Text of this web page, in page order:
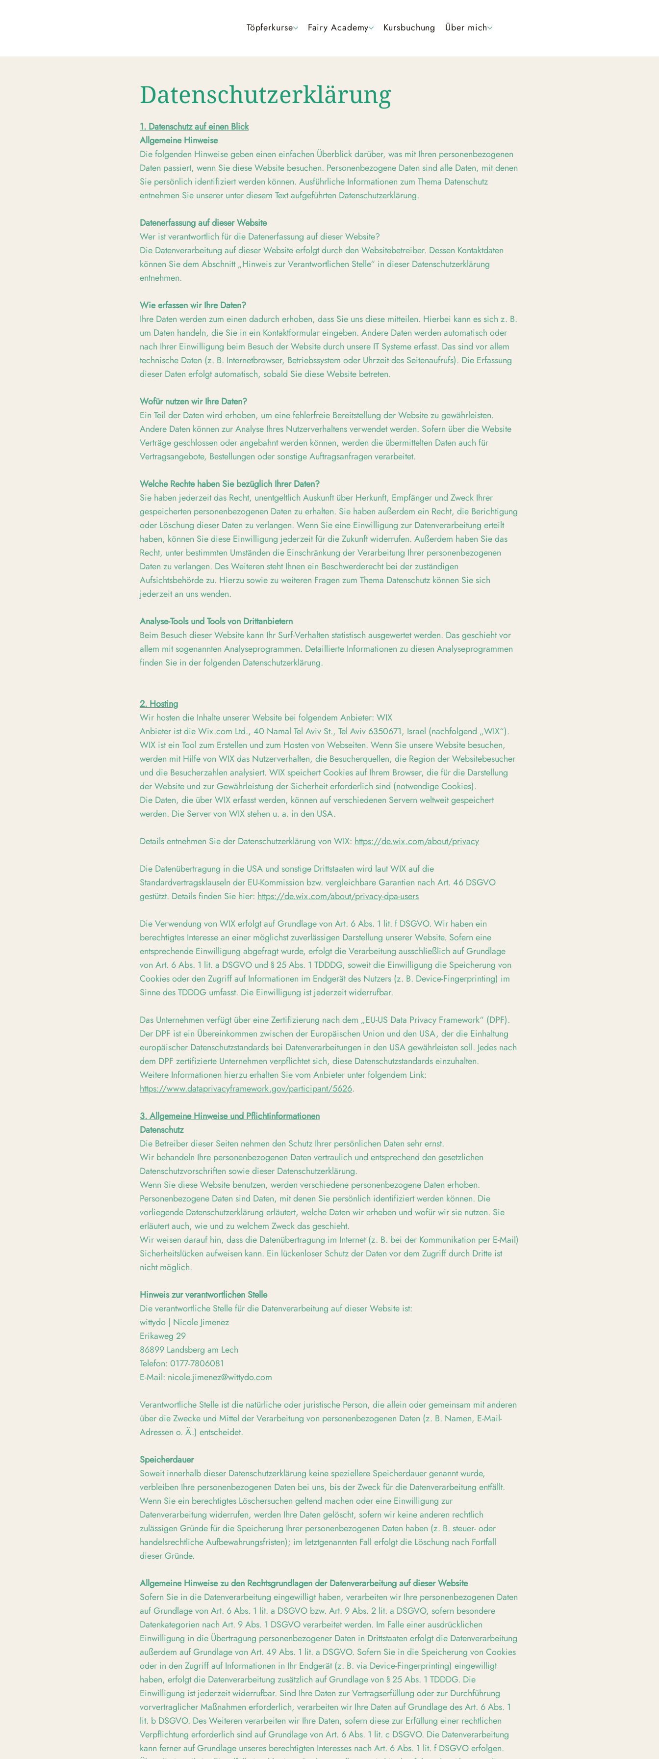
Töpferkurse Fairy Academy Kursbuchung Über mich
Datenschutzerklärung
1. Datenschutz auf einen Blick
Allgemeine Hinweise
Die folgenden Hinweise geben einen einfachen Überblick darüber, was mit Ihren personenbezogenen
Daten passiert, wenn Sie diese Website besuchen. Personenbezogene Daten sind alle Daten, mit denen
Sie persönlich identifiziert werden können. Ausführliche Informationen zum Thema Datenschutz
entnehmen Sie unserer unter diesem Text aufgeführten Datenschutzerklärung.
Datenerfassung auf dieser Website
Wer ist verantwortlich für die Datenerfassung auf dieser Website?
Die Datenverarbeitung auf dieser Website erfolgt durch den Websitebetreiber. Dessen Kontaktdaten
können Sie dem Abschnitt „Hinweis zur Verantwortlichen Stelle“ in dieser Datenschutzerklärung
entnehmen.
Wie erfassen wir Ihre Daten?
Ihre Daten werden zum einen dadurch erhoben, dass Sie uns diese mitteilen. Hierbei kann es sich z. B.
um Daten handeln, die Sie in ein Kontaktformular eingeben. Andere Daten werden automatisch oder
nach Ihrer Einwilligung beim Besuch der Website durch unsere IT Systeme erfasst. Das sind vor allem
technische Daten (z. B. Internetbrowser, Betriebssystem oder Uhrzeit des Seitenaufrufs). Die Erfassung
dieser Daten erfolgt automatisch, sobald Sie diese Website betreten.
Wofür nutzen wir Ihre Daten?
Ein Teil der Daten wird erhoben, um eine fehlerfreie Bereitstellung der Website zu gewährleisten.
Andere Daten können zur Analyse Ihres Nutzerverhaltens verwendet werden. Sofern über die Website
Verträge geschlossen oder angebahnt werden können, werden die übermittelten Daten auch für
Vertragsangebote, Bestellungen oder sonstige Auftragsanfragen verarbeitet.
Welche Rechte haben Sie bezüglich Ihrer Daten?
Sie haben jederzeit das Recht, unentgeltlich Auskunft über Herkunft, Empfänger und Zweck Ihrer
gespeicherten personenbezogenen Daten zu erhalten. Sie haben außerdem ein Recht, die Berichtigung
oder Löschung dieser Daten zu verlangen. Wenn Sie eine Einwilligung zur Datenverarbeitung erteilt
haben, können Sie diese Einwilligung jederzeit für die Zukunft widerrufen. Außerdem haben Sie das
Recht, unter bestimmten Umständen die Einschränkung der Verarbeitung Ihrer personenbezogenen
Daten zu verlangen. Des Weiteren steht Ihnen ein Beschwerderecht bei der zuständigen
Aufsichtsbehörde zu. Hierzu sowie zu weiteren Fragen zum Thema Datenschutz können Sie sich
jederzeit an uns wenden.
Analyse-Tools und Tools von Drittanbietern
Beim Besuch dieser Website kann Ihr Surf-Verhalten statistisch ausgewertet werden. Das geschieht vor
allem mit sogenannten Analyseprogrammen. Detaillierte Informationen zu diesen Analyseprogrammen
finden Sie in der folgenden Datenschutzerklärung.
2. Hosting
Wir hosten die Inhalte unserer Website bei folgendem Anbieter: WIX
Anbieter ist die Wix.com Ltd., 40 Namal Tel Aviv St., Tel Aviv 6350671, Israel (nachfolgend „WIX“).
WIX ist ein Tool zum Erstellen und zum Hosten von Webseiten. Wenn Sie unsere Website besuchen,
werden mit Hilfe von WIX das Nutzerverhalten, die Besucherquellen, die Region der Websitebesucher
und die Besucherzahlen analysiert. WIX speichert Cookies auf Ihrem Browser, die für die Darstellung
der Website und zur Gewährleistung der Sicherheit erforderlich sind (notwendige Cookies).
Die Daten, die über WIX erfasst werden, können auf verschiedenen Servern weltweit gespeichert
werden. Die Server von WIX stehen u. a. in den USA.
Details entnehmen Sie der Datenschutzerklärung von WIX: https://de.wix.com/about/privacy
Die Datenübertragung in die USA und sonstige Drittstaaten wird laut WIX auf die
Standardvertragsklauseln der EU-Kommission bzw. vergleichbare Garantien nach Art. 46 DSGVO
gestützt. Details finden Sie hier: https://de.wix.com/about/privacy-dpa-users
Die Verwendung von WIX erfolgt auf Grundlage von Art. 6 Abs. 1 lit. f DSGVO. Wir haben ein
berechtigtes Interesse an einer möglichst zuverlässigen Darstellung unserer Website. Sofern eine
entsprechende Einwilligung abgefragt wurde, erfolgt die Verarbeitung ausschließlich auf Grundlage
von Art. 6 Abs. 1 lit. a DSGVO und § 25 Abs. 1 TDDDG, soweit die Einwilligung die Speicherung von
Cookies oder den Zugriff auf Informationen im Endgerät des Nutzers (z. B. Device-Fingerprinting) im
Sinne des TDDDG umfasst. Die Einwilligung ist jederzeit widerrufbar.
Das Unternehmen verfügt über eine Zertifizierung nach dem „EU-US Data Privacy Framework“ (DPF).
Der DPF ist ein Übereinkommen zwischen der Europäischen Union und den USA, der die Einhaltung
europäischer Datenschutzstandards bei Datenverarbeitungen in den USA gewährleisten soll. Jedes nach
dem DPF zertifizierte Unternehmen verpflichtet sich, diese Datenschutzstandards einzuhalten.
Weitere Informationen hierzu erhalten Sie vom Anbieter unter folgendem Link:
https://www.dataprivacyframework.gov/participant/5626.
3. Allgemeine Hinweise und Pflichtinformationen
Datenschutz
Die Betreiber dieser Seiten nehmen den Schutz Ihrer persönlichen Daten sehr ernst.
Wir behandeln Ihre personenbezogenen Daten vertraulich und entsprechend den gesetzlichen
Datenschutzvorschriften sowie dieser Datenschutzerklärung.
Wenn Sie diese Website benutzen, werden verschiedene personenbezogene Daten erhoben.
Personenbezogene Daten sind Daten, mit denen Sie persönlich identifiziert werden können. Die
vorliegende Datenschutzerklärung erläutert, welche Daten wir erheben und wofür wir sie nutzen. Sie
erläutert auch, wie und zu welchem Zweck das geschieht.
Wir weisen darauf hin, dass die Datenübertragung im Internet (z. B. bei der Kommunikation per E-Mail)
Sicherheitslücken aufweisen kann. Ein lückenloser Schutz der Daten vor dem Zugriff durch Dritte ist
nicht möglich.
Hinweis zur verantwortlichen Stelle
Die verantwortliche Stelle für die Datenverarbeitung auf dieser Website ist:
wittydo | Nicole Jimenez
Erikaweg 29
86899 Landsberg am Lech
Telefon: 0177-7806081
E-Mail: nicole.jimenez@wittydo.com
Verantwortliche Stelle ist die natürliche oder juristische Person, die allein oder gemeinsam mit anderen
über die Zwecke und Mittel der Verarbeitung von personenbezogenen Daten (z. B. Namen, E-Mail-
Adressen o. Ä.) entscheidet.
Speicherdauer
Soweit innerhalb dieser Datenschutzerklärung keine speziellere Speicherdauer genannt wurde,
verbleiben Ihre personenbezogenen Daten bei uns, bis der Zweck für die Datenverarbeitung entfällt.
Wenn Sie ein berechtigtes Löschersuchen geltend machen oder eine Einwilligung zur
Datenverarbeitung widerrufen, werden Ihre Daten gelöscht, sofern wir keine anderen rechtlich
zulässigen Gründe für die Speicherung Ihrer personenbezogenen Daten haben (z. B. steuer- oder
handelsrechtliche Aufbewahrungsfristen); im letztgenannten Fall erfolgt die Löschung nach Fortfall
dieser Gründe.
Allgemeine Hinweise zu den Rechtsgrundlagen der Datenverarbeitung auf dieser Website
Sofern Sie in die Datenverarbeitung eingewilligt haben, verarbeiten wir Ihre personenbezogenen Daten
auf Grundlage von Art. 6 Abs. 1 lit. a DSGVO bzw. Art. 9 Abs. 2 lit. a DSGVO, sofern besondere
Datenkategorien nach Art. 9 Abs. 1 DSGVO verarbeitet werden. Im Falle einer ausdrücklichen
Einwilligung in die Übertragung personenbezogener Daten in Drittstaaten erfolgt die Datenverarbeitung
außerdem auf Grundlage von Art. 49 Abs. 1 lit. a DSGVO. Sofern Sie in die Speicherung von Cookies
oder in den Zugriff auf Informationen in Ihr Endgerät (z. B. via Device-Fingerprinting) eingewilligt
haben, erfolgt die Datenverarbeitung zusätzlich auf Grundlage von § 25 Abs. 1 TDDDG. Die
Einwilligung ist jederzeit widerrufbar. Sind Ihre Daten zur Vertragserfüllung oder zur Durchführung
vorvertraglicher Maßnahmen erforderlich, verarbeiten wir Ihre Daten auf Grundlage des Art. 6 Abs. 1
lit. b DSGVO. Des Weiteren verarbeiten wir Ihre Daten, sofern diese zur Erfüllung einer rechtlichen
Verpflichtung erforderlich sind auf Grundlage von Art. 6 Abs. 1 lit. c DSGVO. Die Datenverarbeitung
kann ferner auf Grundlage unseres berechtigten Interesses nach Art. 6 Abs. 1 lit. f DSGVO erfolgen.